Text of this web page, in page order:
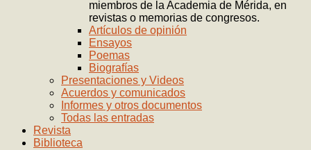
miembros de la Academia de Mérida, en
revistas o memorias de congresos.
Artículos de opinión
Ensayos
Poemas
Biografías
Presentaciones y Videos
Acuerdos y comunicados
Informes y otros documentos
Todas las entradas
Revista
Biblioteca